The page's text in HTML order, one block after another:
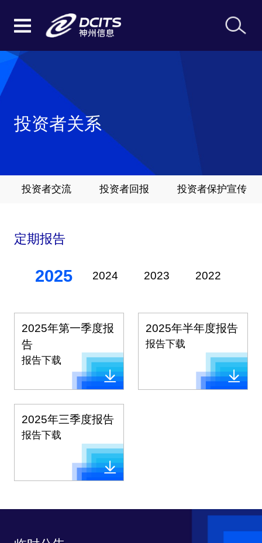
投资者关系
投资者交流 投资者回报 投资者保护宣传
定期报告
2025 2024 2023 2022
2025年第一季度报
告
报告下载
2025年半年度报告
报告下载
2025年三季度报告
报告下载